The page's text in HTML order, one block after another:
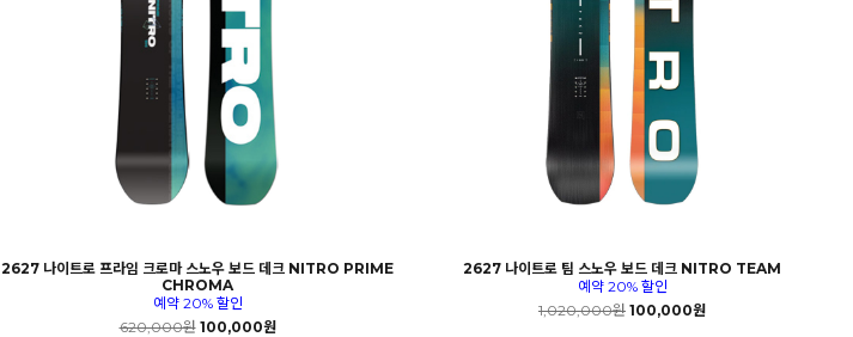
2627 나이트로 프라임 크로마 스노우 보드 데크 NITRO PRIME
CHROMA
예약 20% 할인
620,000원 100,000원
2627 나이트로 팀 스노우 보드 데크 NITRO TEAM
예약 20% 할인
1,020,000원 100,000원